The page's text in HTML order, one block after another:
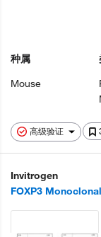
高级验证
种属
Mouse
Invitrogen
FOXP3